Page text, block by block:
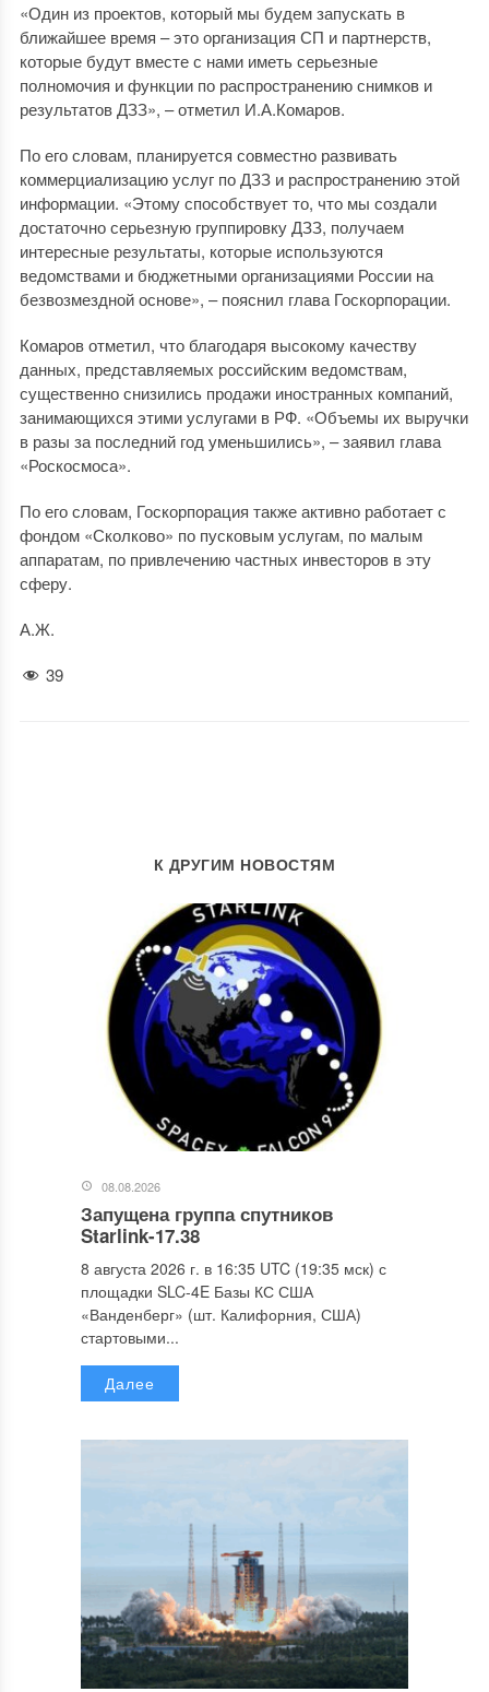
«Один из проектов, который мы будем запускать в
ближайшее время – это организация СП и партнерств,
которые будут вместе с нами иметь серьезные
полномочия и функции по распространению снимков и
результатов ДЗЗ», – отметил И.А.Комаров.
По его словам, планируется совместно развивать
коммерциализацию услуг по ДЗЗ и распространению этой
информации. «Этому способствует то, что мы создали
достаточно серьезную группировку ДЗЗ, получаем
интересные результаты, которые используются
ведомствами и бюджетными организациями России на
безвозмездной основе», – пояснил глава Госкорпорации.
Комаров отметил, что благодаря высокому качеству
данных, представляемых российским ведомствам,
существенно снизились продажи иностранных компаний,
занимающихся этими услугами в РФ. «Объемы их выручки
в разы за последний год уменьшились», – заявил глава
«Роскосмоса».
По его словам, Госкорпорация также активно работает с
фондом «Сколково» по пусковым услугам, по малым
аппаратам, по привлечению частных инвесторов в эту
сферу.
А.Ж.
39
К ДРУГИМ НОВОСТЯМ
08.08.2026
Запущена группа спутников
Starlink-17.38
8 августа 2026 г. в 16:35 UTC (19:35 мск) с
площадки SLC-4E Базы КС США
«Ванденберг» (шт. Калифорния, США)
стартовыми...
Далее